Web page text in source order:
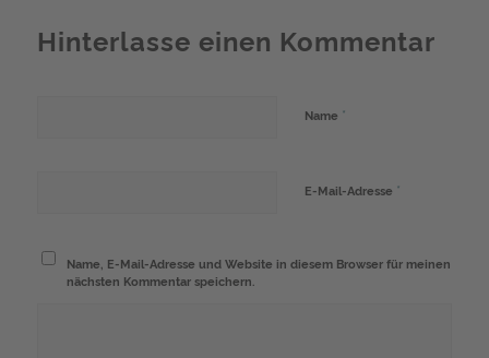
Hinterlasse einen Kommentar
Name *
E-Mail-Adresse *
Name, E-Mail-Adresse und Website in diesem Browser für meinen
nächsten Kommentar speichern.